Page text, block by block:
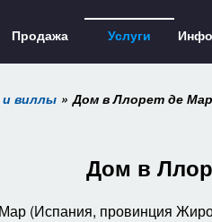
Продажа Услуги
и виллы Дом в Ллорет де
Дом в
(Испания, провинция